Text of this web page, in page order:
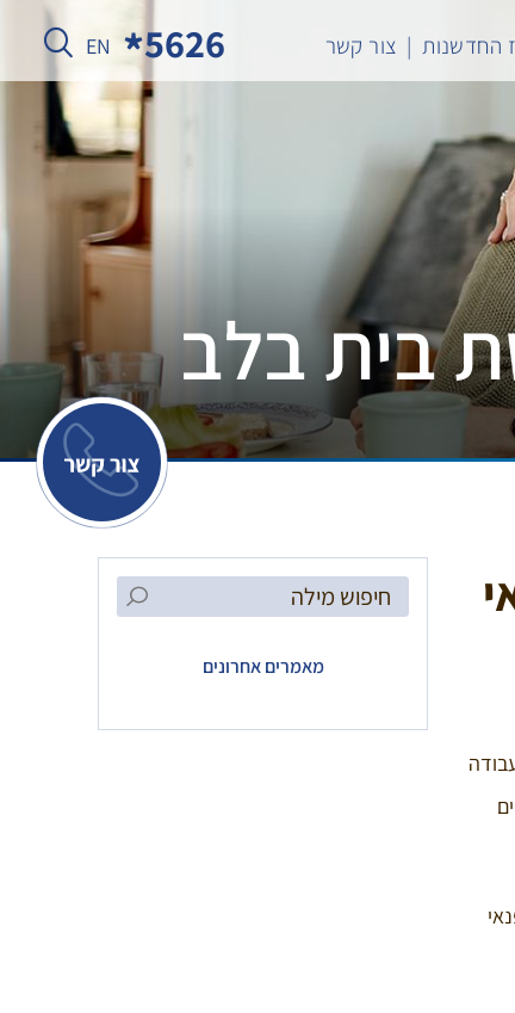
החדשנות צור קשר 5626
EN
בית בלב
Search
for:
מאמרים אחרונים